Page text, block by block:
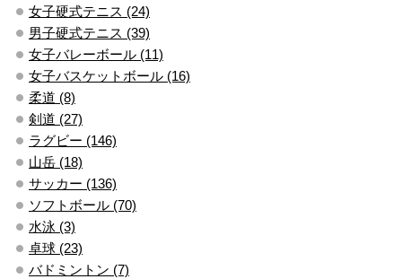
女子硬式テニス (24)
男子硬式テニス (39)
女子バレーボール (11)
女子バスケットボール (16)
柔道 (8)
剣道 (27)
ラグビー (146)
山岳 (18)
サッカー (136)
ソフトボール (70)
水泳 (3)
卓球 (23)
バドミントン (7)